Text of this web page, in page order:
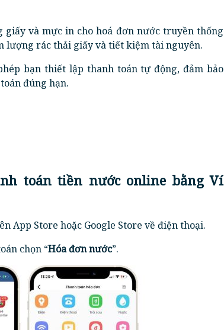
giấy và mực in cho hoá đơn nước truyền thống
lượng rác thải giấy và tiết kiệm tài nguyên.
bạn thiết lập thanh toán tự động, đảm bảo
đúng hạn.
toán tiền nước online bằng Ví
App Store hoặc Google Store về điện thoại.
chọn “Hóa đơn nước”.